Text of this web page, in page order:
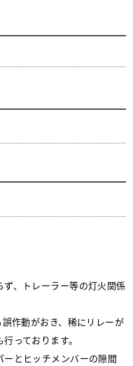
、トレーラー等の灯火関係
作動がおき、稀にリレーが
っております。
とヒッチメンバーの隙間